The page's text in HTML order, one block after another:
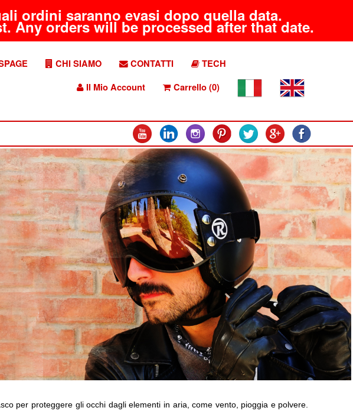
ordini saranno evasi dopo quella data.
Any orders will be processed after that date.
CHI SIAMO CONTATTI
TECH
Il Mio Account
Carrello (0)
per proteggere gli occhi dagli elementi in aria, come vento, pioggia e polvere.